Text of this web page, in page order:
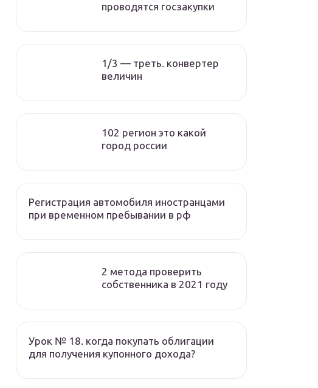
проводятся госзакупки
1/3 — треть. конвертер
величин
102 регион это какой
город россии
Регистрация автомобиля иностранцами
при временном пребывании в рф
2 метода проверить
собственника в 2021 году
Урок № 18. когда покупать облигации
для получения купонного дохода?